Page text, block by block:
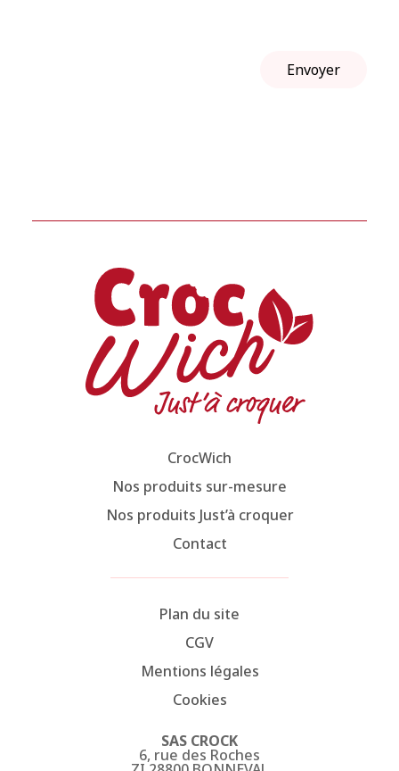
CrocWich
Nos produits sur-mesure
Nos produits Just’à croquer
Contact
Plan du site
CGV
Mentions légales
Cookies
SAS CROCK
6, rue des Roches